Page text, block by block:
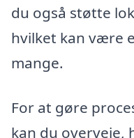
du også støtte
hvilket kan være
mange.
For at gøre
kan du overveje,